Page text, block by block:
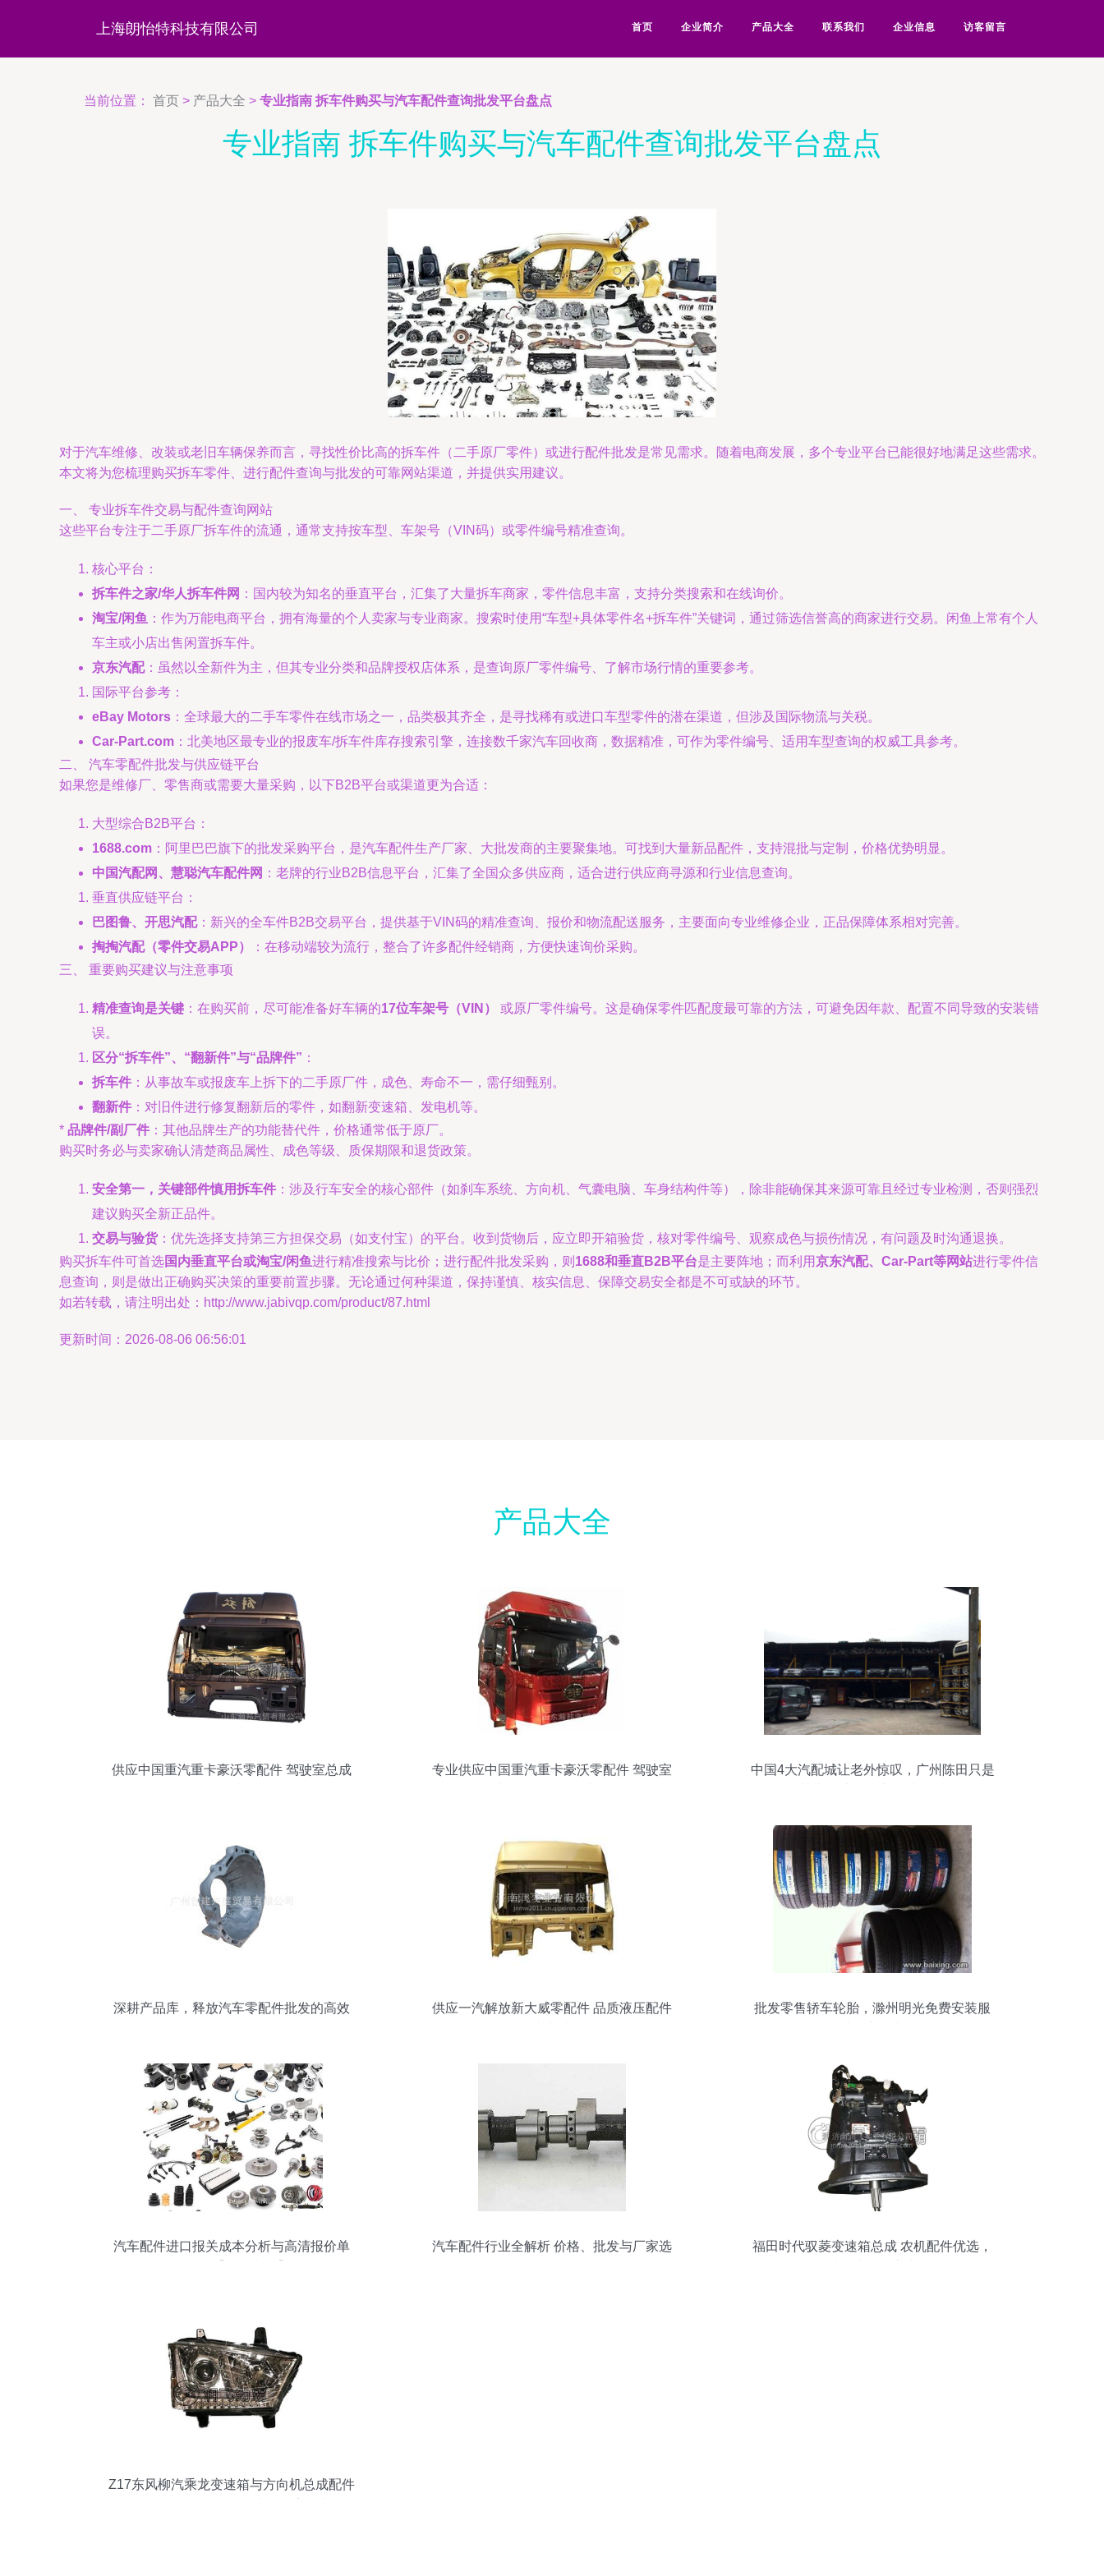
上海朗怡特科技有限公司 首页 企业简介 产品大全 联系我们 企业信息 访客留言
当前位置： 首页 > 产品大全 > 专业指南 拆车件购买与汽车配件查询批发平台盘点
专业指南 拆车件购买与汽车配件查询批发平台盘点
对于汽车维修、改装或老旧车辆保养而言，寻找性价比高的拆车件（二手原厂零件）或进行配件批发是常见需求。随着电商发展，多个专业平台已能很好地满足这些需求。
本文将为您梳理购买拆车零件、进行配件查询与批发的可靠网站渠道，并提供实用建议。
一、 专业拆车件交易与配件查询网站
这些平台专注于二手原厂拆车件的流通，通常支持按车型、车架号（VIN码）或零件编号精准查询。
核心平台：
拆车件之家/华人拆车件网 ：国内较为知名的垂直平台，汇集了大量拆车商家，零件信息丰富，支持分类搜索和在线询价。
淘宝/闲鱼 ：作为万能电商平台，拥有海量的个人卖家与专业商家。搜索时使用“车型+具体零件名+拆车件”关键词，通过筛选信誉高的商家进行交易。闲鱼上常有个人
车主或小店出售闲置拆车件。
京东汽配：虽然以全新件为主，但其专业分类和品牌授权店体系，是查询原厂零件编号、了解市场行情的重要参考。
国际平台参考：
eBay Motors ：全球最大的二手车零件在线市场之一，品类极其齐全，是寻找稀有或进口车型零件的潜在渠道，但涉及国际物流与关税。
Car-Part.com ：北美地区最专业的报废车/拆车件库存搜索引擎，连接数千家汽车回收商，数据精准，可作为零件编号、适用车型查询的权威工具参考。
二、 汽车零配件批发与供应链平台
如果您是维修厂、零售商或需要大量采购，以下B2B平台或渠道更为合适：
大型综合B2B平台：
1688.com ：阿里巴巴旗下的批发采购平台，是汽车配件生产厂家、大批发商的主要聚集地。可找到大量新品配件，支持混批与定制，价格优势明显。
中国汽配网、慧聪汽车配件网 ：老牌的行业B2B信息平台，汇集了全国众多供应商，适合进行供应商寻源和行业信息查询。
垂直供应链平台：
巴图鲁、开思汽配：新兴的全车件B2B交易平台，提供基于VIN码的精准查询、报价和物流配送服务，主要面向专业维修企业，正品保障体系相对完善。
掏掏汽配（零件交易APP）
：在移动端较为流行，整合了许多配件经销商，方便快速询价采购。
三、 重要购买建议与注意事项
精准查询是关键 ：在购买前，尽可能准备好车辆的17位车架号（VIN）
或原厂零件编号。这是确保零件匹配度最可靠的方法，可避免因年款、配置不同导致的安装错
误。
区分“拆车件”、“翻新件”与“品牌件” ：
拆车件 ：从事故车或报废车上拆下的二手原厂件，成色、寿命不一，需仔细甄别。
翻新件 ：对旧件进行修复翻新后的零件，如翻新变速箱、发电机等。
* 品牌件/副厂件 ：其他品牌生产的功能替代件，价格通常低于原厂。
购买时务必与卖家确认清楚商品属性、成色等级、质保期限和退货政策。
安全第一，关键部件慎用拆车件 ：涉及行车安全的核心部件（如刹车系统、方向机、气囊电脑、车身结构件等），除非能确保其来源可靠且经过专业检测，否则强烈
建议购买全新正品件。
交易与验货：优先选择支持第三方担保交易（如支付宝）的平台。收到货物后，应立即开箱验货，核对零件编号、观察成色与损伤情况，有问题及时沟通退换。
购买拆车件可首选国内垂直平台或淘宝/闲鱼进行精准搜索与比价；进行配件批发采购，则 1688和垂直B2B平台是主要阵地；而利用京东汽配、Car-Part等网站进行零件信
息查询，则是做出正确购买决策的重要前置步骤。无论通过何种渠道，保持谨慎、核实信息、保障交易安全都是不可或缺的环节。
如若转载，请注明出处：http://www.jabivqp.com/product/87.html
更新时间：2026-08-06 06:56:01
产品大全
供应中国重汽重卡豪沃零配件 驾驶室总成
专业供应中国重汽重卡豪沃零配件 驾驶室
中国4大汽配城让老外惊叹，广州陈田只是
深耕产品库，释放汽车零配件批发的高效
供应一汽解放新大威零配件 品质液压配件
批发零售轿车轮胎，滁州明光免费安装服
汽车配件进口报关成本分析与高清报价单
汽车配件行业全解析 价格、批发与厂家选
福田时代驭菱变速箱总成 农机配件优选，
Z17东风柳汽乘龙变速箱与方向机总成配件